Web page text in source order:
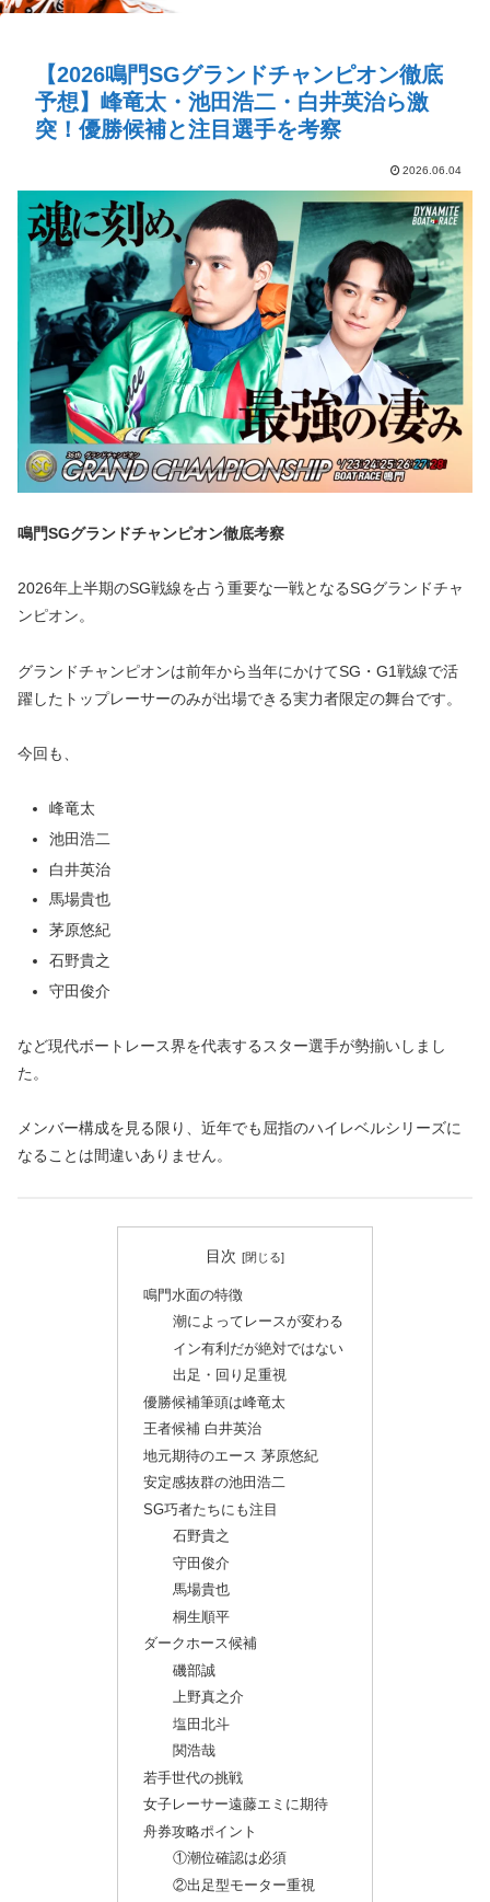
【2026鳴門SGグランドチャンピオン徹底
予想】峰竜太・池田浩二・白井英治ら激
突！優勝候補と注目選手を考察
2026.06.04
鳴門SGグランドチャンピオン徹底考察
2026年上半期のSG戦線を占う重要な一戦となるSGグランドチャ
ンピオン。
グランドチャンピオンは前年から当年にかけてSG・G1戦線で活
躍したトップレーサーのみが出場できる実力者限定の舞台です。
今回も、
峰竜太
池田浩二
白井英治
馬場貴也
茅原悠紀
石野貴之
守田俊介
など現代ボートレース界を代表するスター選手が勢揃いしまし
た。
メンバー構成を見る限り、近年でも屈指のハイレベルシリーズに
なることは間違いありません。
目次
鳴門水面の特徴
潮によってレースが変わる
イン有利だが絶対ではない
出足・回り足重視
優勝候補筆頭は峰竜太
王者候補 白井英治
地元期待のエース 茅原悠紀
安定感抜群の池田浩二
SG巧者たちにも注目
石野貴之
守田俊介
馬場貴也
桐生順平
ダークホース候補
磯部誠
上野真之介
塩田北斗
関浩哉
若手世代の挑戦
女子レーサー遠藤エミに期待
舟券攻略ポイント
①潮位確認は必須
②出足型モーター重視